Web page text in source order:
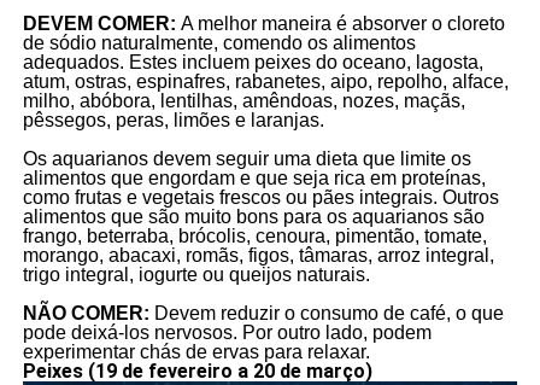
DEVEM COMER: A melhor maneira é absorver o cloreto
de sódio naturalmente, comendo os alimentos
adequados. Estes incluem peixes do oceano, lagosta,
atum, ostras, espinafres, rabanetes, aipo, repolho, alface,
milho, abóbora, lentilhas, amêndoas, nozes, maçãs,
pêssegos, peras, limões e laranjas.
Os aquarianos devem seguir uma dieta que limite os
alimentos que engordam e que seja rica em proteínas,
como frutas e vegetais frescos ou pães integrais. Outros
alimentos que são muito bons para os aquarianos são
frango, beterraba, brócolis, cenoura, pimentão, tomate,
morango, abacaxi, romãs, figos, tâmaras, arroz integral,
trigo integral, iogurte ou queijos naturais.
NÃO COMER: Devem reduzir o consumo de café, o que
pode deixá-los nervosos. Por outro lado, podem
experimentar chás de ervas para relaxar.
Peixes (19 de fevereiro a 20 de março)